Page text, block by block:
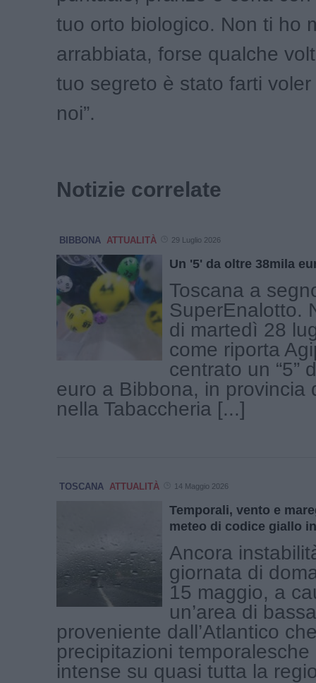
tuo orto biologico. Non ti ho
arrabbiata, forse qualche
tuo segreto è stato farti
noi”.
Notizie correlate
BIBBONA ATTUALITÀ 29 Luglio 2026
Un '5' da oltre 38mila
Toscana a
SuperEnalotto.
di martedì 28
come riporta
centrato un “5”
euro a Bibbona, in provincia
nella Tabaccheria [...]
TOSCANA ATTUALITÀ 14 Maggio 2026
Temporali, vento e
meteo di codice giallo
Ancora
giornata di
15 maggio, a
un’area di
proveniente dall’Atlantico
precipitazioni temporalesche
intense su quasi tutta la